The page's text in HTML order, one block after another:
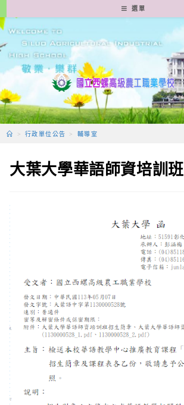
轉
至
要
容
選單
> 行政單位公告 > 輔導室
大葉大學華語師資培訓班